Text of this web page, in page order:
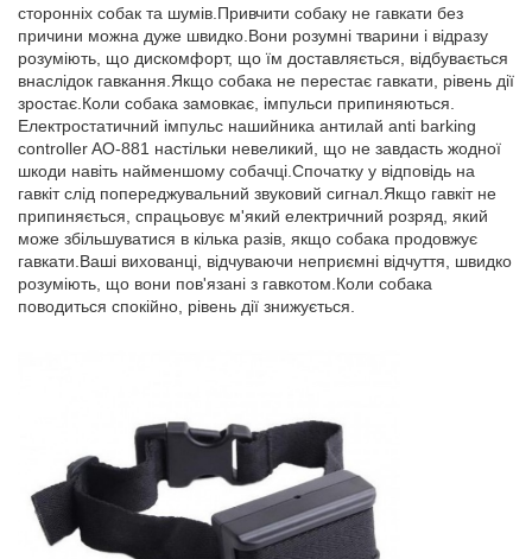
сторонніх собак та шумів.Привчити собаку не гавкати без
причини можна дуже швидко.Вони розумні тварини і відразу
розуміють, що дискомфорт, що їм доставляється, відбувається
внаслідок гавкання.Якщо собака не перестає гавкати, рівень дії
зростає.Коли собака замовкає, імпульси припиняються.
Електростатичний імпульс нашийника антилай anti barking
controller AO-881 настільки невеликий, що не завдасть жодної
шкоди навіть найменшому собачці.Спочатку у відповідь на
гавкіт слід попереджувальний звуковий сигнал.Якщо гавкіт не
припиняється, спрацьовує м'який електричний розряд, який
може збільшуватися в кілька разів, якщо собака продовжує
гавкати.Ваші вихованці, відчуваючи неприємні відчуття, швидко
розуміють, що вони пов'язані з гавкотом.Коли собака
поводиться спокійно, рівень дії знижується.